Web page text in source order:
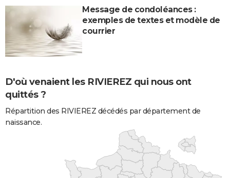
Message de condoléances :
exemples de textes et modèle de
courrier
D'où venaient les RIVIEREZ qui nous ont
quittés ?
Répartition des RIVIEREZ décédés par département de
naissance.